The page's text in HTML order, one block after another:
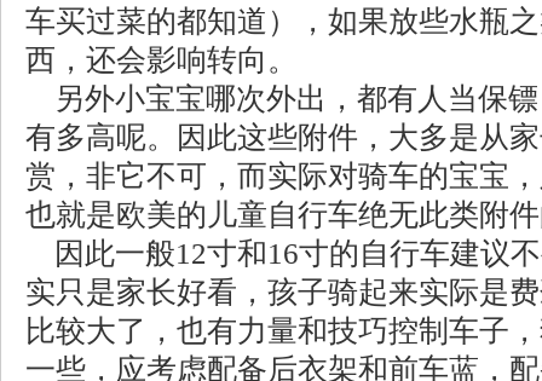
车买过菜的都知道），如果放些水瓶
西，还会影响转向。
另外小宝宝哪次外出，都有人当保
有多高呢。因此这些附件，大多是从
赏，非它不可，而实际对骑车的宝宝
也就是欧美的儿童自行车绝无此类附
因此一般12寸和16寸的自行车建议
实只是家长好看，孩子骑起来实际是
比较大了，也有力量和技巧控制车子
一些，应考虑配备后衣架和前车蓝，